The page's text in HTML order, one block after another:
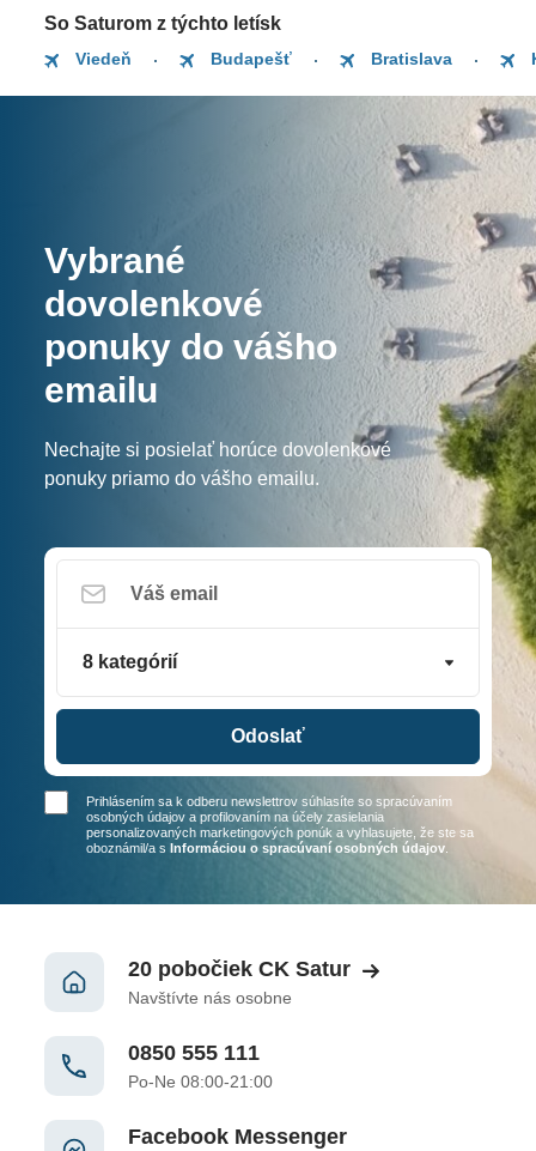
So Saturom z týchto letísk
Viedeň Budapešť Bratislava
Vybrané
dovolenkové
ponuky do vášho
emailu
Nechajte si posielať horúce dovolenkové
ponuky priamo do vášho emailu.
8 kategórií
Odoslať
Prihlásením sa k odberu newslettrov súhlasíte so spracúvaním
osobných údajov a profilovaním na účely zasielania
personalizovaných marketingových ponúk a vyhlasujete, že ste sa
oboznámil/a s Informáciou o spracúvaní osobných údajov.
20 pobočiek CK Satur
Navštívte nás osobne
0850 555 111
Po-Ne 08:00-21:00
Facebook Messenger